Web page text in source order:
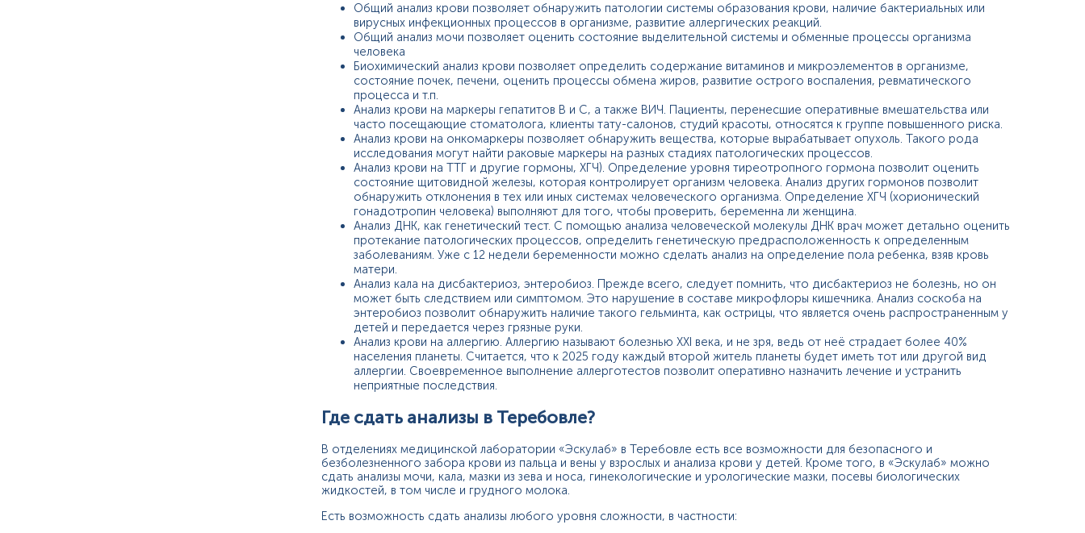
Общий анализ крови позволяет обнаружить патологии системы образования крови, наличие бактериальных или
вирусных инфекционных процессов в организме, развитие аллергических реакций.
Общий анализ мочи позволяет оценить состояние выделительной системы и обменные процессы организма
человека
Биохимический анализ крови позволяет определить содержание витаминов и микроэлементов в организме,
состояние почек, печени, оценить процессы обмена жиров, развитие острого воспаления, ревматического
процесса и т.п.
Анализ крови на маркеры гепатитов В и С, а также ВИЧ. Пациенты, перенесшие оперативные вмешательства или
часто посещающие стоматолога, клиенты тату-салонов, студий красоты, относятся к группе повышенного риска.
Анализ крови на онкомаркеры позволяет обнаружить вещества, которые вырабатывает опухоль. Такого рода
исследования могут найти раковые маркеры на разных стадиях патологических процессов.
Анализ крови на ТТГ и другие гормоны, ХГЧ). Определение уровня тиреотропного гормона позволит оценить
состояние щитовидной железы, которая контролирует организм человека. Анализ других гормонов позволит
обнаружить отклонения в тех или иных системах человеческого организма. Определение ХГЧ (хорионический
гонадотропин человека) выполняют для того, чтобы проверить, беременна ли женщина.
Анализ ДНК, как генетический тест. С помощью анализа человеческой молекулы ДНК врач может детально оценить
протекание патологических процессов, определить генетическую предрасположенность к определенным
заболеваниям. Уже с 12 недели беременности можно сделать анализ на определение пола ребенка, взяв кровь
матери.
Анализ кала на дисбактериоз, энтеробиоз. Прежде всего, следует помнить, что дисбактериоз не болезнь, но он
может быть следствием или симптомом. Это нарушение в составе микрофлоры кишечника. Анализ соскоба на
энтеробиоз позволит обнаружить наличие такого гельминта, как острицы, что является очень распространенным у
детей и передается через грязные руки.
Анализ крови на аллергию. Аллергию называют болезнью ХХІ века, и не зря, ведь от неё страдает более 40%
населения планеты. Считается, что к 2025 году каждый второй житель планеты будет иметь тот или другой вид
аллергии. Своевременное выполнение аллерготестов позволит оперативно назначить лечение и устранить
неприятные последствия.
Где сдать анализы в Теребовле?
В отделениях медицинской лаборатории «Эскулаб» в Теребовле есть все возможности для безопасного и
безболезненного забора крови из пальца и вены у взрослых и анализа крови у детей. Кроме того, в «Эскулаб» можно
сдать анализы мочи, кала, мазки из зева и носа, гинекологические и урологические мазки, посевы биологических
жидкостей, в том числе и грудного молока.
Есть возможность сдать анализы любого уровня сложности, в частности: